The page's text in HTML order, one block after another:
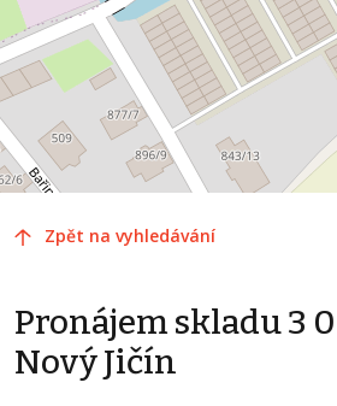
Zpět na vyhledávání
Pronájem skladu 3
Nový Jičín